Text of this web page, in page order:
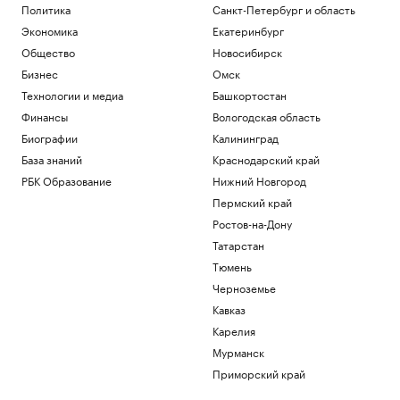
Политика
Экономика
Общество
Бизнес
Технологии и медиа
Финансы
Биографии
База знаний
РБК Образование
Санкт-Петербург и область
Екатеринбург
Новосибирск
Омск
Башкортостан
Вологодская область
Калининград
Краснодарский край
Нижний Новгород
Пермский край
Ростов-на-Дону
Татарстан
Тюмень
Черноземье
Кавказ
Карелия
Мурманск
Приморский край